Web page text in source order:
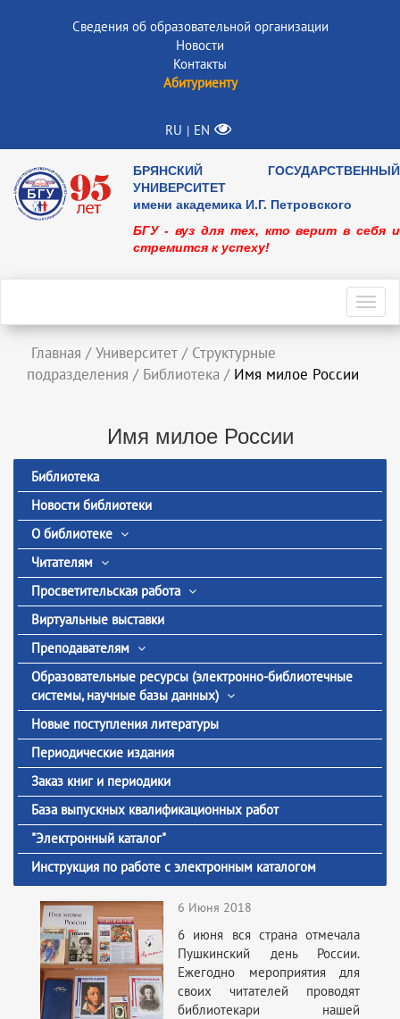
Сведения об образовательной организации
Новости
Контакты
Абитуриенту
RU | EN
БРЯНСКИЙ ГОСУДАРСТВЕННЫЙ
УНИВЕРСИТЕТ
имени академика И.Г. Петровского
БГУ - вуз для тех, кто верит в себя и
стремится к успеху!
Главная / Университет / Структурные
подразделения / Библиотека / Имя милое России
Имя милое России
Библиотека
Новости библиотеки
О библиотеке
Читателям
Просветительская работа
Виртуальные выставки
Преподавателям
Образовательные ресурсы (электронно-библиотечные
системы, научные базы данных)
Новые поступления литературы
Периодические издания
Заказ книг и периодики
База выпускных квалификационных работ
"Электронный каталог"
Инструкция по работе с электронным каталогом
6 Июня 2018
6 июня вся страна отмечала
Пушкинский день России.
Ежегодно мероприятия для
своих читателей проводят
библиотекари нашей